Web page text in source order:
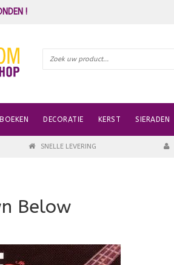
!
BOEKEN DECORATIE KERST SIERADEN
SNELLE LEVERING
Below